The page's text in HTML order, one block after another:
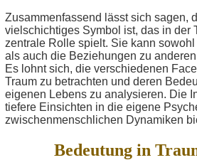
Zusammenfassend lässt sich sagen,
vielschichtiges Symbol ist, das in der
zentrale Rolle spielt. Sie kann
als auch die Beziehungen zu
Es lohnt sich, die verschiedenen
Traum zu betrachten und deren
eigenen Lebens zu analysieren. Die
tiefere Einsichten in die eigene
zwischenmenschlichen Dynamiken
Bedeutung in